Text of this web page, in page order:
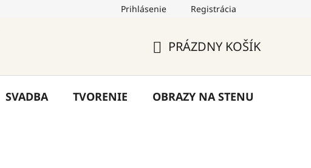
Hodnotenie obchodu Blog Kontakty
Prihlásenie Registrácia
KOŠÍK
PRÁZDNY KOŠÍK
SVADBA TVORENIE OBRAZY NA STENU